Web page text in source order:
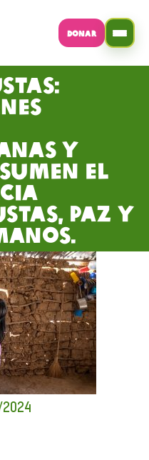
DONAR
y
el
paz y